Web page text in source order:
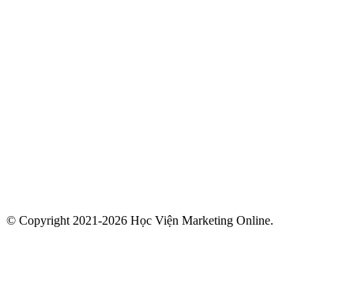
© Copyright 2021-2026 Học Viện Marketing Online.